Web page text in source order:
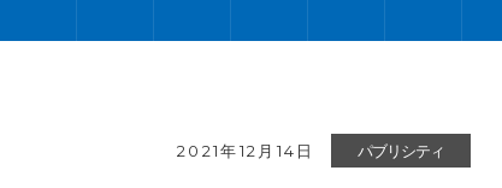
2021年12月14日 パブリシティ